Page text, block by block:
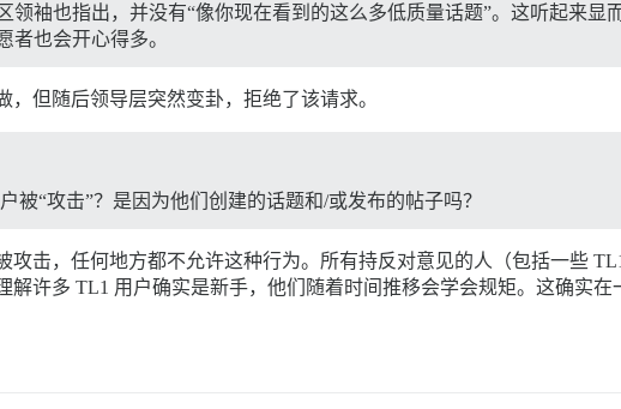
领袖也指出，并没有“像你现在看到的这么多低质量话题”。这听起来
者也会开心得多。
，但随后领导层突然变卦，拒绝了该请求。
被“攻击”？是因为他们创建的话题和/或发布的帖子吗？
攻击，任何地方都不允许这种行为。所有持反对意见的人（包括一些
解许多 TL1 用户确实是新手，他们随着时间推移会学会规矩。这确实